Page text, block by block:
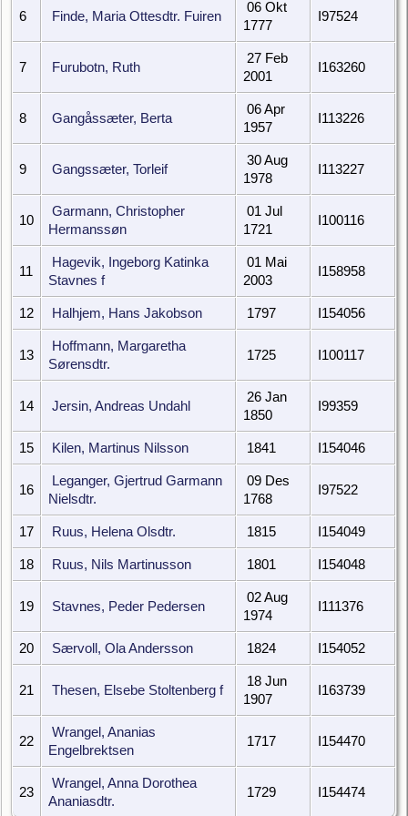
6 Finde, Maria Ottesdtr. Fuiren
06 Okt
1777
I97524
7 Furubotn, Ruth
27 Feb
2001
I163260
8 Gangåssæter, Berta
06 Apr
1957
I113226
9 Gangssæter, Torleif
30 Aug
1978
I113227
10
Garmann, Christopher
Hermanssøn
01 Jul
1721
I100116
11
Hagevik, Ingeborg Katinka
Stavnes f
01 Mai
2003
I158958
12 Halhjem, Hans Jakobson 1797 I154056
13
Hoffmann, Margaretha
Sørensdtr.
1725 I100117
14 Jersin, Andreas Undahl
26 Jan
1850
I99359
15 Kilen, Martinus Nilsson 1841 I154046
16
Leganger, Gjertrud Garmann
Nielsdtr.
09 Des
1768
I97522
17 Ruus, Helena Olsdtr. 1815 I154049
18 Ruus, Nils Martinusson 1801 I154048
19 Stavnes, Peder Pedersen
02 Aug
1974
I111376
20 Særvoll, Ola Andersson 1824 I154052
21 Thesen, Elsebe Stoltenberg f
18 Jun
1907
I163739
22
Wrangel, Ananias
Engelbrektsen
1717 I154470
23
Wrangel, Anna Dorothea
Ananiasdtr.
1729 I154474